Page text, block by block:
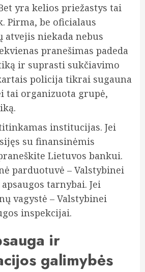
yra kelios priežastys tai
Pirma, be oficialaus
atvejis niekada nebus
pranešimas padeda
ir suprasti sukčiavimo
policija tikrai sugauna
tai organizuota grupė,
institucijas. Jei
su finansinėmis
Lietuvos bankui.
parduotuvė – Valstybinei
tarnybai. Jei
vagystė – Valstybinei
inspekcijai.
ir
galimybės